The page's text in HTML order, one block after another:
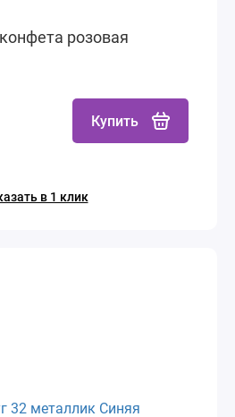
розовая
Купить
в 1 клик